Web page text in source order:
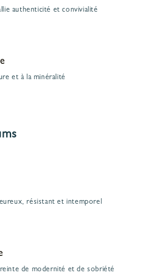
authenticité et convivialité
et à la minéralité
résistant et intemporel
de modernité et de sobriété